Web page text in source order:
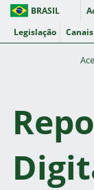
BRASIL
Legislação
Canais